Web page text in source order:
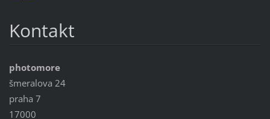
Kontakt
photomore
šmeralova 24
praha 7
17000